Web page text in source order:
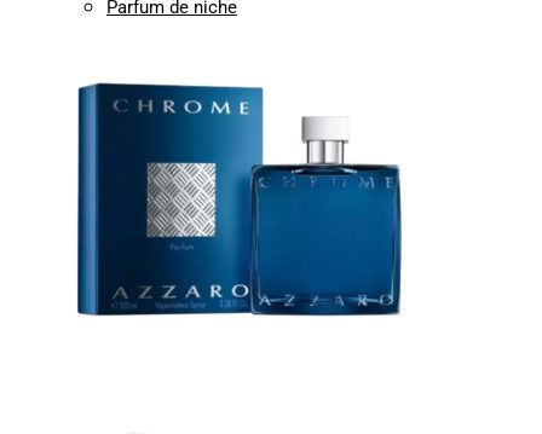
Parfum de niche